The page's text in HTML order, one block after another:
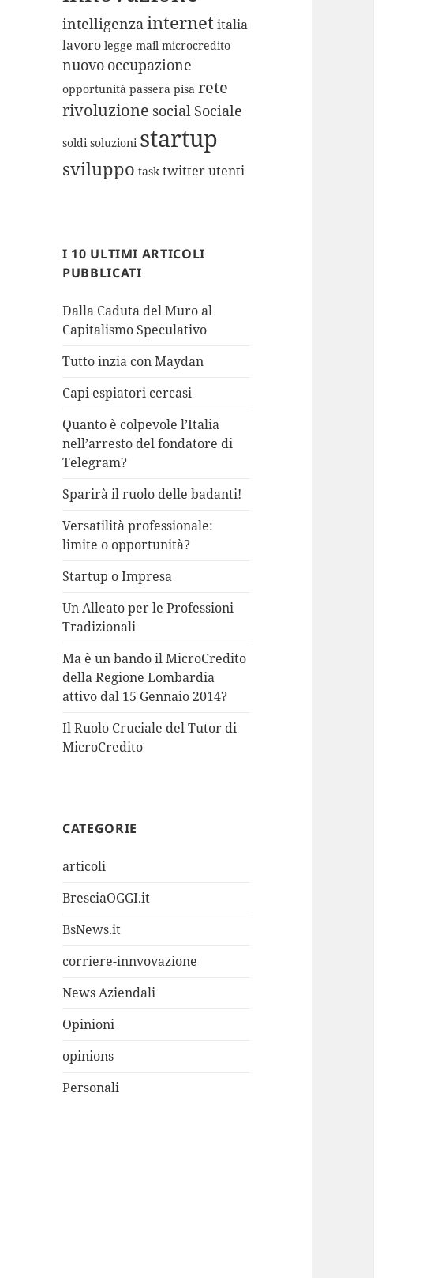
intelligenzainternetitalia
lavoro legge mail microcredito
nuovo occupazione
opportunità passera pisa rete
rivoluzione social Sociale
soldi soluzioni startup
sviluppo task twitterutenti
I 10 ULTIMI ARTICOLI
PUBBLICATI
Dalla Caduta del Muro al
Capitalismo Speculativo
Tutto inzia con Maydan
Capi espiatori cercasi
Quanto è colpevole l’Italia
nell’arresto del fondatore di
Telegram?
Sparirà il ruolo delle badanti!
Versatilità professionale:
limite o opportunità?
Startup o Impresa
Un Alleato per le Professioni
Tradizionali
Ma è un bando il MicroCredito
della Regione Lombardia
attivo dal 15 Gennaio 2014?
Il Ruolo Cruciale del Tutor di
MicroCredito
CATEGORIE
articoli
BresciaOGGI.it
BsNews.it
corriere-innvovazione
News Aziendali
Opinioni
opinions
Personali